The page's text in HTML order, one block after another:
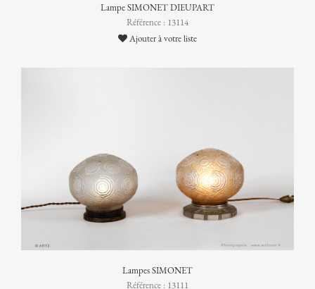
Lampe SIMONET DIEUPART
Référence : 13114
Ajouter à votre liste
Lampes SIMONET
Référence : 13111